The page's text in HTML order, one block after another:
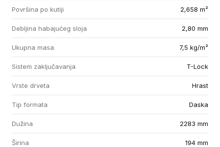
Površina po kutiji 2,658 m²
Debljina habajućeg sloja 2,80 mm
Ukupna masa 7,5 kg/m²
Sistem zaključavanja T-Lock
Vrste drveta Hrast
Tip formata Daska
Dužina 2283 mm
Širina 194 mm